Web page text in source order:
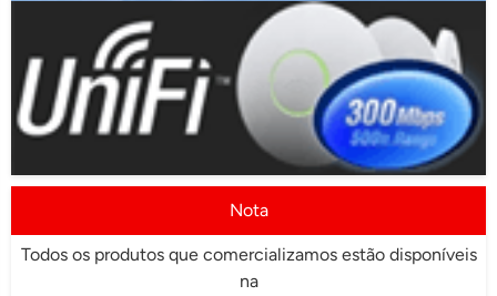
Nota
Todos os produtos que comercializamos estão disponíveis
na